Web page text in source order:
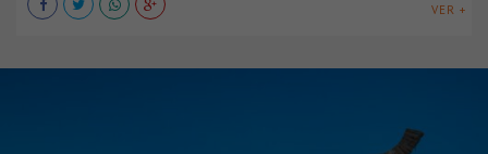
VER +